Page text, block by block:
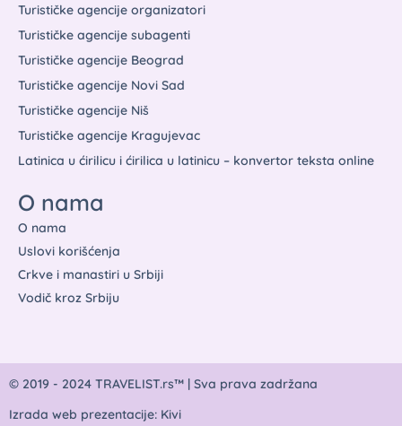
Turističke agencije organizatori
Turističke agencije subagenti
Turističke agencije Beograd
Turističke agencije Novi Sad
Turističke agencije Niš
Turističke agencije Kragujevac
Latinica u ćirilicu i ćirilica u latinicu – konvertor teksta online
O nama
O nama
Uslovi korišćenja
Crkve i manastiri u Srbiji
Vodič kroz Srbiju
© 2019 - 2024 TRAVELIST.rs™ | Sva prava zadržana
Izrada web prezentacije: Kivi